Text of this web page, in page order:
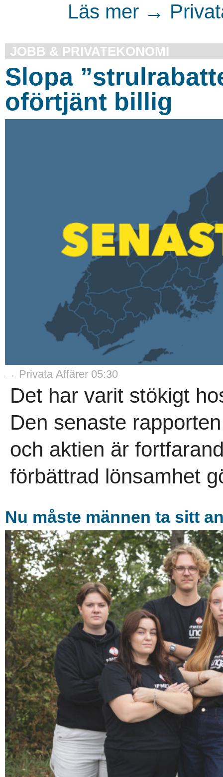
Läs mer →
JOBB & PRIVATEKONOMI
Slopa
oförtjänt billig
→ Privata Affärer 05:30
Det har varit stökigt
Den senaste
och aktien är
förbättrad lönsamhet
Nu måste männen ta sitt